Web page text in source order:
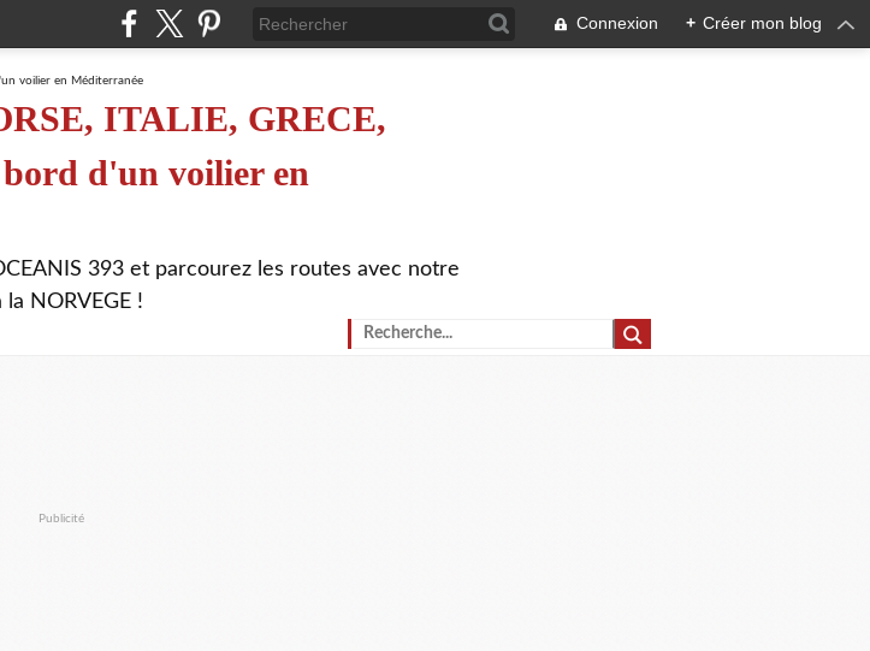
Connexion + Créer mon blog
ITALIE, GRECE,
d'un voilier en
393 et parcourez les routes avec notre
NORVEGE !
Publicité